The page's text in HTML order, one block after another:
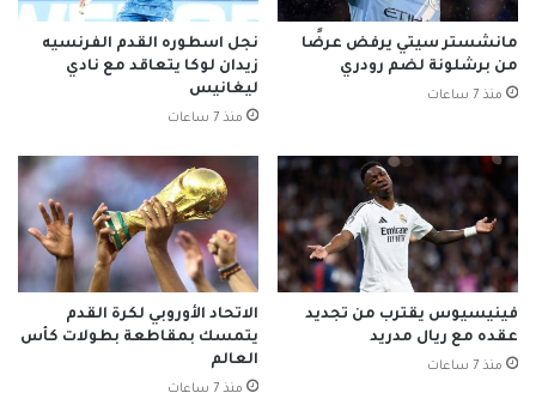
مانشستر سيتي يرفض عرضًا
من برشلونة لضم رودري
منذ 7 ساعات
نجل اسطوره القدم الفرنسيه
زيدان لوكا يتعاقد مع نادي
ليغانيس
منذ 7 ساعات
فينيسيوس يقترب من تجديد
عقده مع ريال مدريد
منذ 7 ساعات
الاتحاد الأوروبي لكرة القدم
يتمسك بمقاطعة بطولات كأس
العالم
منذ 7 ساعات